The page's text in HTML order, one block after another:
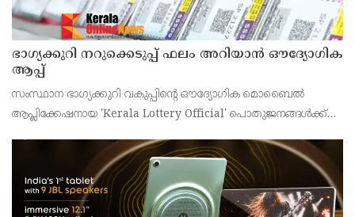
ഭാഗ്യക്കുറി നറുക്കെടുപ്പ് ഫലം അറിയാൻ ഔദ്യോഗിക
ആപ്പ്
സംസ്ഥാന ഭാഗ്യക്കുറി വകുപ്പിന്റെ ഔദ്യോഗിക മൊബൈൽ
ആപ്ലിക്കേഷനായ 'Kerala Lottery Official' പൊതുജനങ്ങൾക്ക്
അഞ്ജു കെ എസ് അറിയിച്ചു.